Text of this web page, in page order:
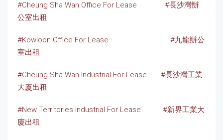
#Cheung Sha Wan Office For Lease
#長沙灣辦
公室出租
#Kowloon Office For Lease
#九龍辦公
室出租
#Cheung Sha Wan Industrial For Lease
#長沙灣工業
大廈出租
#New Territories Industrial For Lease
#新界工業大
廈出租